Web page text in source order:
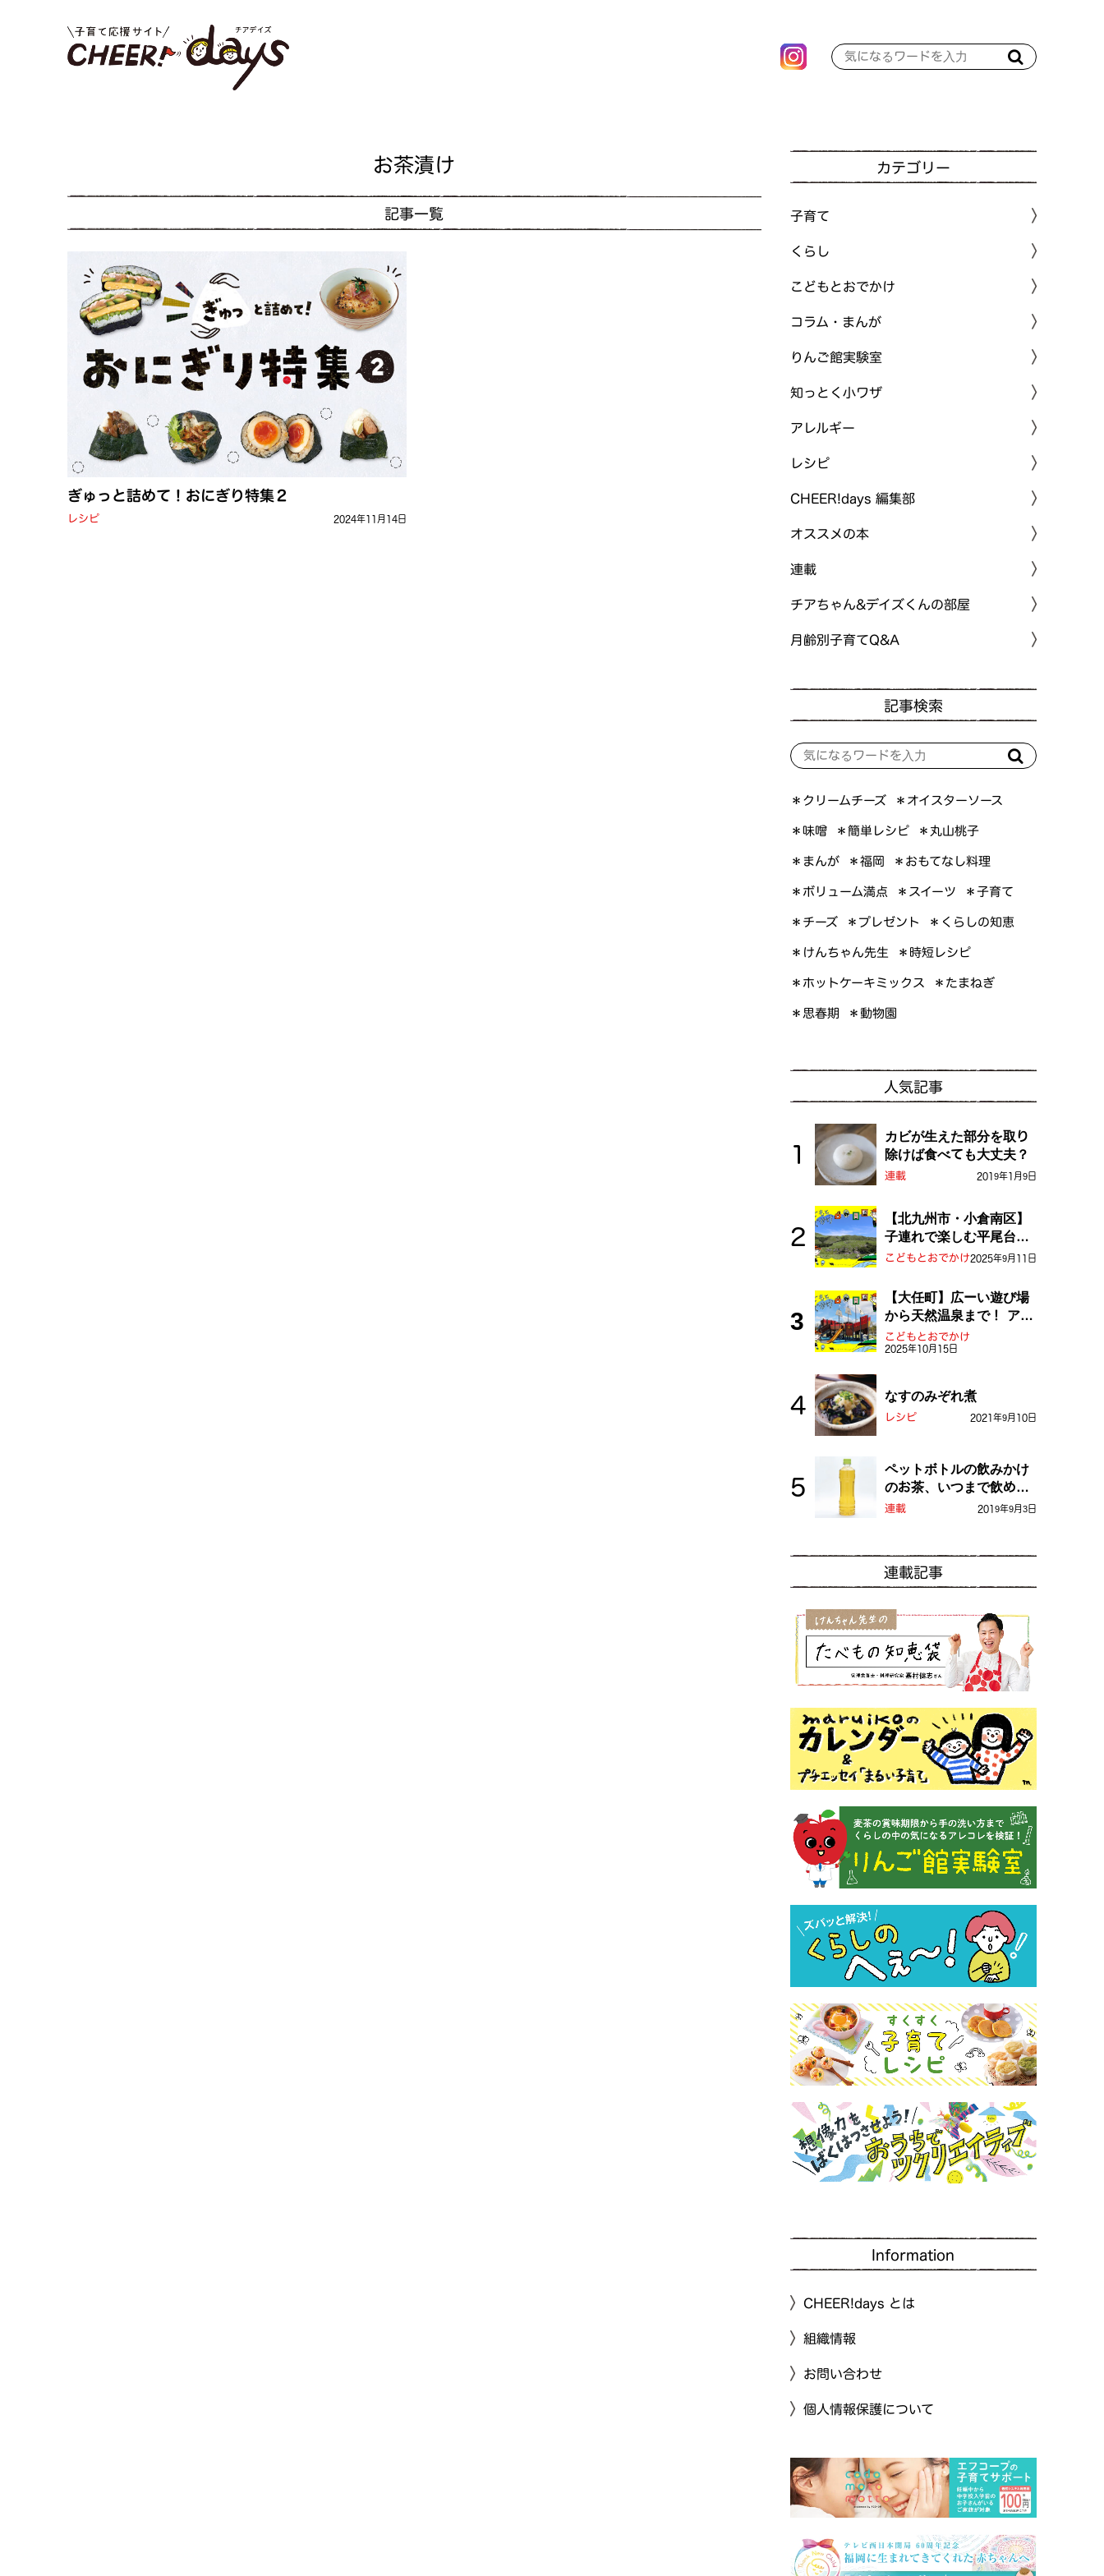
お茶漬け
記事一覧
ぎゅっと詰めて！おにぎり特集２
レシピ 2024年11月14日
カテゴリー
子育て
くらし
こどもとおでかけ
コラム・まんが
りんご館実験室
知っとく小ワザ
アレルギー
レシピ
CHEER!days 編集部
オススメの本
連載
チアちゃん&デイズくんの部屋
月齢別子育てQ&A
記事検索
＊クリームチーズ ＊オイスターソース
＊味噌 ＊簡単レシピ ＊丸山桃子
＊まんが ＊福岡 ＊おもてなし料理
＊ボリューム満点 ＊スイーツ ＊子育て
＊チーズ ＊プレゼント ＊くらしの知恵
＊けんちゃん先生 ＊時短レシピ
＊ホットケーキミックス ＊たまねぎ
＊思春期 ＊動物園
人気記事
カビが生えた部分を取り
除けば食べても大丈夫？
連載 2019年1月9日
【北九州市・小倉南区】
子連れで楽しむ平尾台！
ふしぎな草原や千仏鍾乳
こどもとおでかけ2025年9月11日
【大任町】広ーい遊び場
から天然温泉まで！ アミ
ューズメントな道の駅・
おおとう桜街道
こどもとおでかけ
2025年10月15日
なすのみぞれ煮
レシピ 2021年9月10日
ペットボトルの飲みかけ
のお茶、いつまで飲め
る？
連載 2019年9月3日
連載記事
Information
CHEER!days とは
組織情報
お問い合わせ
個人情報保護について